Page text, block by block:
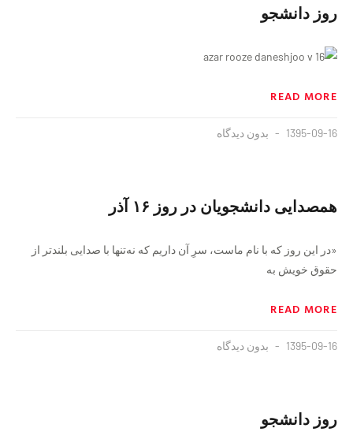
روز دانشجو
READ MORE
1395-09-16 بدون دیدگاه
همصدایی دانشجویان در روز ۱۶ آذر
«در این روز که با نام ماست، سرِ آن داریم که نه‌تنها با صدایی بلندتر از
حقوق خویش به
READ MORE
1395-09-16 بدون دیدگاه
روز دانشجو